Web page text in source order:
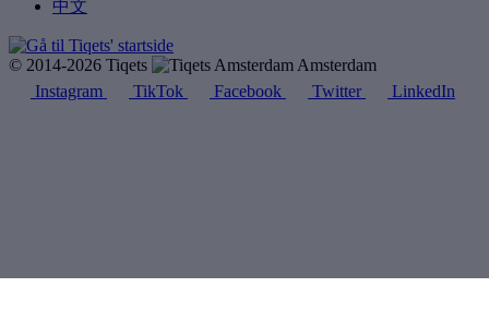
中文
© 2014-2026 Tiqets
Amsterdam
Instagram
TikTok Facebook Twitter LinkedIn